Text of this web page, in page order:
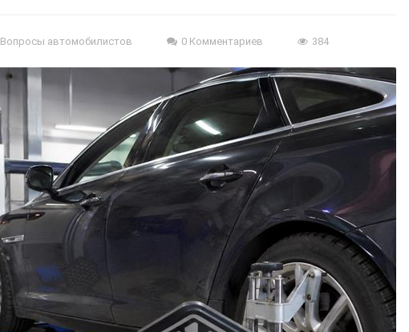
Вопросы автомобилистов 0 Комментариев 384